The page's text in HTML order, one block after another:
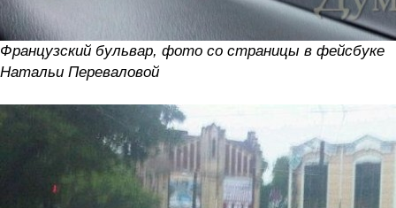
Французский бульвар, фото со страницы в фейсбуке
Натальи Переваловой